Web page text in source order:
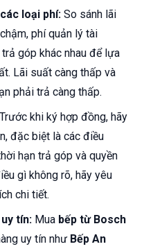
loại phí: So sánh lãi
phí quản lý tài
góp khác nhau để lựa
Lãi suất càng thấp và
phải trả càng thấp.
Trước khi ký hợp đồng, hãy
đặc biệt là các điều
hạn trả góp và quyền
gì không rõ, hãy yêu
chi tiết.
tín: Mua bếp từ Bosch
uy tín như Bếp An